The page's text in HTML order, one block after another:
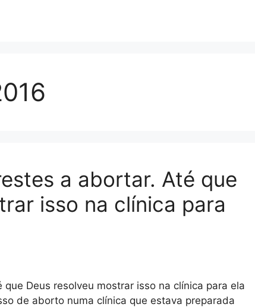
a abortar. Até que
isso na clínica para
Deus resolveu mostrar isso na clínica para ela
de aborto numa clínica que estava preparada